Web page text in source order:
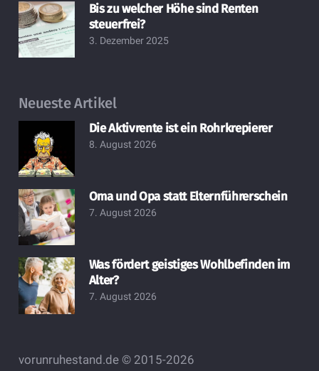
Bis zu welcher Höhe sind Renten
steuerfrei?
3. Dezember 2025
Neueste Artikel
Die Aktivrente ist ein Rohrkrepierer
8. August 2026
Oma und Opa statt Elternführerschein
7. August 2026
Was fördert geistiges Wohlbefinden im
Alter?
7. August 2026
vorunruhestand.de © 2015-2026